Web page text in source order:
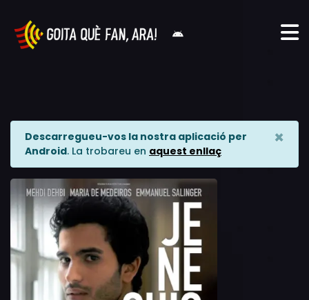
Descarregueu-vos la nostra aplicació per
Android. La trobareu en aquest enllaç
×